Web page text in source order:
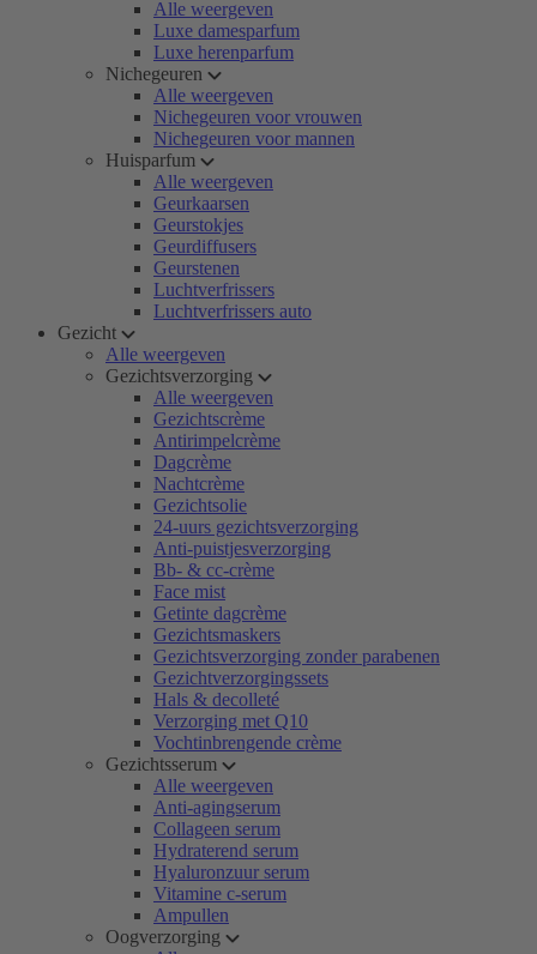
Alle weergeven
Luxe damesparfum
Luxe herenparfum
Nichegeuren
Alle weergeven
Nichegeuren voor vrouwen
Nichegeuren voor mannen
Huisparfum
Alle weergeven
Geurkaarsen
Geurstokjes
Geurdiffusers
Geurstenen
Luchtverfrissers
Luchtverfrissers auto
Gezicht
Alle weergeven
Gezichtsverzorging
Alle weergeven
Gezichtscrème
Antirimpelcrème
Dagcrème
Nachtcrème
Gezichtsolie
24-uurs gezichtsverzorging
Anti-puistjesverzorging
Bb- & cc-crème
Face mist
Getinte dagcrème
Gezichtsmaskers
Gezichtsverzorging zonder parabenen
Gezichtverzorgingssets
Hals & decolleté
Verzorging met Q10
Vochtinbrengende crème
Gezichtsserum
Alle weergeven
Anti-agingserum
Collageen serum
Hydraterend serum
Hyaluronzuur serum
Vitamine c-serum
Ampullen
Oogverzorging